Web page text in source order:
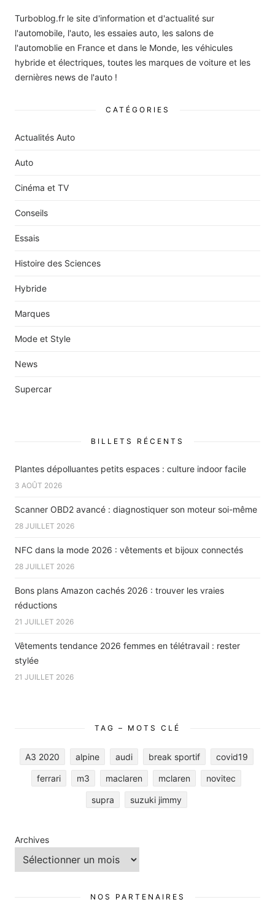
Turboblog.fr le site d'information et d'actualité sur
l'automobile, l'auto, les essaies auto, les salons de
l'automoblie en France et dans le Monde, les véhicules
hybride et électriques, toutes les marques de voiture et les
dernières news de l'auto !
CATÉGORIES
Actualités Auto
Auto
Cinéma et TV
Conseils
Essais
Histoire des Sciences
Hybride
Marques
Mode et Style
News
Supercar
BILLETS RÉCENTS
Plantes dépolluantes petits espaces : culture indoor facile
3 AOÛT 2026
Scanner OBD2 avancé : diagnostiquer son moteur soi-même
28 JUILLET 2026
NFC dans la mode 2026 : vêtements et bijoux connectés
28 JUILLET 2026
Bons plans Amazon cachés 2026 : trouver les vraies
réductions
21 JUILLET 2026
Vêtements tendance 2026 femmes en télétravail : rester
stylée
21 JUILLET 2026
TAG – MOTS CLÉ
A3 2020 alpine audi break sportif covid19
ferrari m3 maclaren mclaren novitec
supra suzuki jimmy
Archives
NOS PARTENAIRES